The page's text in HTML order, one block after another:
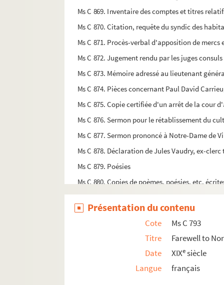
Ms C 869. Inventaire des comptes et titres
Ms C 870. Citation, requête du syndic des
Ms C 871. Procès-verbal d'apposition de
Ms C 872. Jugement rendu par les juges
Ms C 873. Mémoire adressé au lieutenant
Ms C 874. Pièces concernant Paul David
Ms C 875. Copie certifiée d'un arrêt de la cour
Ms C 876. Sermon pour le rétablissement du
Ms C 877. Sermon prononcé à Notre-Dame
Ms C 878. Déclaration de Jules Vaudry, ex-
Ms C 879. Poésies
Ms C 880. Copies de poèmes, poésies, etc.
Ms C 881. Note de diverses oeuvres
Ms C 882. Consutation sur la quadrature
Ms C 883. Lettre de Monsieur Brault
Ms C 884. Lettres autographes de René
Ms C 885. Lettre de la concierge de la mairie de
Ms C 886. Lettres autographes relatives aux
Présentation du contenu
Cote
Ms C 793
Titre
Farewell to
Date
XIXesiècle
Langue
français